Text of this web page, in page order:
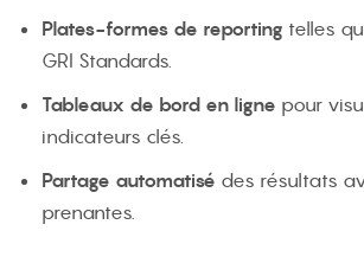
Plates-formes de reporting telles
GRI Standards.
Tableaux de bord en ligne pour
indicateurs clés.
Partage automatisé des résultats
prenantes.